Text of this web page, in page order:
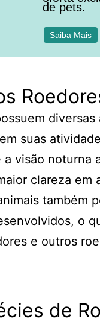
de pets.
Saiba Mais
suas
visão noturna
clareza em
também
o
e outros
de